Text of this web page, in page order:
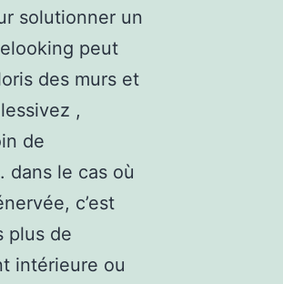
solutionner un
peut
des murs et
,
de
dans le cas où
c’est
plus de
intérieure ou